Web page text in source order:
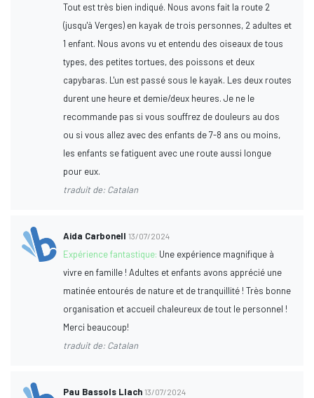
Tout est très bien indiqué. Nous avons fait la route 2
(jusqu'à Verges) en kayak de trois personnes, 2 adultes et
1 enfant. Nous avons vu et entendu des oiseaux de tous
types, des petites tortues, des poissons et deux
capybaras. L'un est passé sous le kayak. Les deux routes
durent une heure et demie/deux heures. Je ne le
recommande pas si vous souffrez de douleurs au dos
ou si vous allez avec des enfants de 7-8 ans ou moins,
les enfants se fatiguent avec une route aussi longue
pour eux.
traduit de: Catalan
Aida Carbonell 13/07/2024
Expérience fantastique: Une expérience magnifique à
vivre en famille ! Adultes et enfants avons apprécié une
matinée entourés de nature et de tranquillité ! Très bonne
organisation et accueil chaleureux de tout le personnel !
Merci beaucoup!
traduit de: Catalan
Pau Bassols Llach 13/07/2024